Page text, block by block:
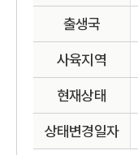
출생국
사육지역
현재상태
상태변경일자